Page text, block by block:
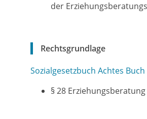
der
Rechtsgrundlage
Sozialgesetzbuch Achtes Buch
§ 28 Erziehungsberatung